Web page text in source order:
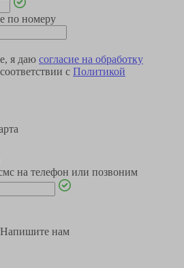
по номеру
я даю согласие на обработку
с Политикой
на телефон или позвоним
Напишите нам